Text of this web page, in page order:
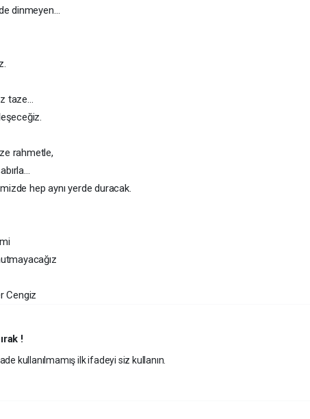
dinmeyen…
taze…
rahmetle,
hep aynı yerde duracak.
Cengiz
!
kullanılmamış ilk ifadeyi siz kullanın.